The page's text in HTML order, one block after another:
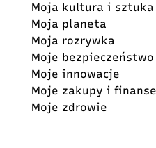
Moja kultura i sztuka
Moja planeta
Moja rozrywka
Moje bezpieczeństwo
Moje innowacje
Moje zakupy i finanse
Moje zdrowie